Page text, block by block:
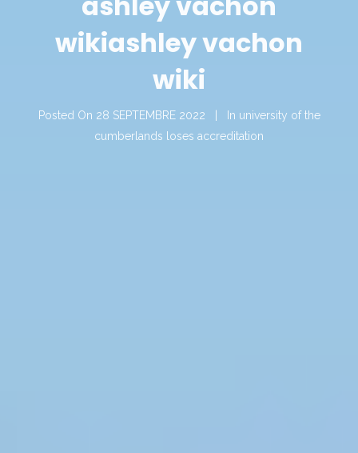
wikiashley vachon
wiki
Posted On 28 SEPTEMBRE 2022 In university of the
cumberlands loses accreditation